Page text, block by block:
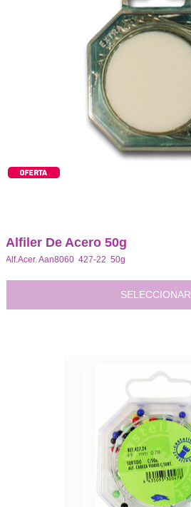
Alfiler De Acero 50g
Alf.Acer. Aan8060 427-22 50g
SELECCIONAR